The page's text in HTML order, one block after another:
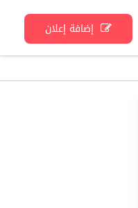
إضافة إعلان